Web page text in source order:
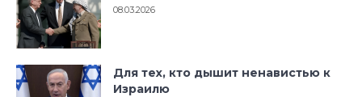
08.03.2026
Для тех, кто дышит ненавистью к
Израилю